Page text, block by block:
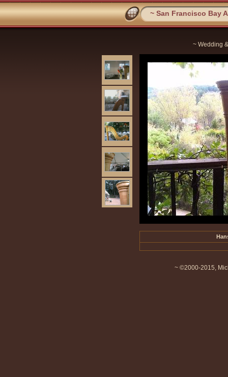
~ San Francisco Bay
~ Wedding
~ ©2000-2015,